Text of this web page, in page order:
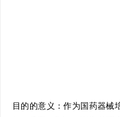
目的的意义：作为国药器械